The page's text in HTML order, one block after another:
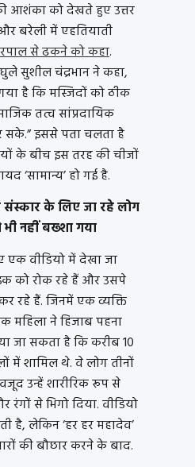
आशंका को देखते हुए उत्तर
बरेली में एहतियाती
से ढकने को कहा.
सुशील चंद्रभान ने कहा,
है कि मस्जिदों को ठीक
तत्व सांप्रदायिक
सके.” इससे पता चलता है
के बीच इस तरह की चीजों
‘सामान्य’ हो गई है.
के लिए जा रहे लोग
नहीं बख्शा गया
एक वीडियो में देखा जा
को रोक रहे हैं और उसपे
रहे हैं. जिनमें एक व्यक्ति
महिला ने हिजाब पहना
जा सकता है कि करीब 10
में शामिल थे. वे लोग तीनों
उन्हें शारीरिक रूप से
से भिगो दिया. वीडियो
है, लेकिन ‘हर हर महादेव’
की बौछार करने के बाद.